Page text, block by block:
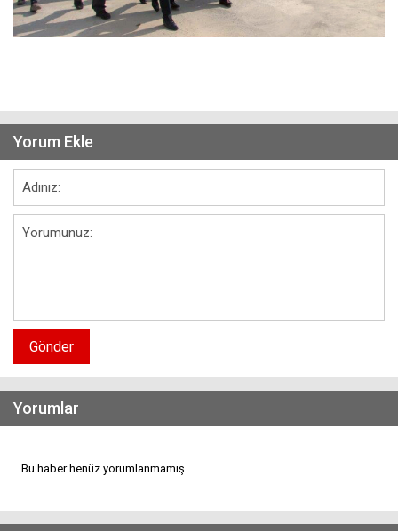
Yorum Ekle
Gönder
Yorumlar
Bu haber henüz yorumlanmamış...